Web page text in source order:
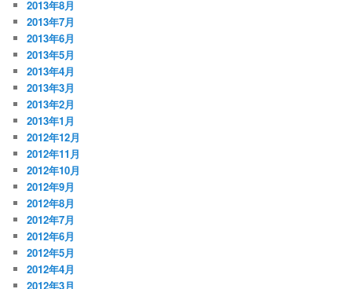
2013年8月
2013年7月
2013年6月
2013年5月
2013年4月
2013年3月
2013年2月
2013年1月
2012年12月
2012年11月
2012年10月
2012年9月
2012年8月
2012年7月
2012年6月
2012年5月
2012年4月
2012年3月